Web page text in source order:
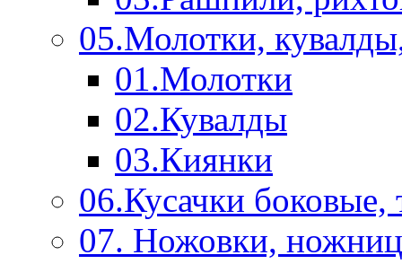
05.Молотки,
01.Молотки
02.Кувалды
03.Киянки
06.Кусачки боковые,
07. Ножовки,